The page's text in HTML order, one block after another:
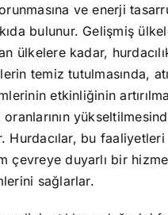
ve enerji
bulunur. Gelişmiş
ülkelere kadar,
temiz tutulmasında,
etkinliğinin
Hurdacılar, bu faaliyetleri
çevreye duyarlı bir
sağlarlar.